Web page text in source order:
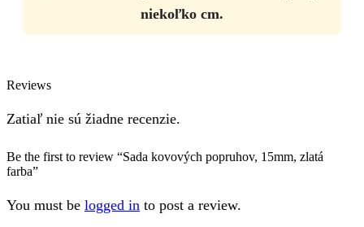
niekoľko cm.
Reviews
Zatiaľ nie sú žiadne recenzie.
Be the first to review “Sada kovových popruhov, 15mm, zlatá
farba”
You must be logged in to post a review.